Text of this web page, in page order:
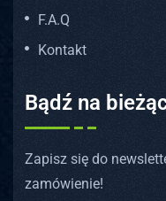
F.A.Q
Kontakt
Bądź na
Zapisz się do
zamówienie!